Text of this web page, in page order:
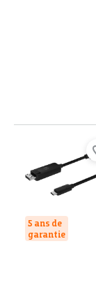
5 ans de
garantie
La note est de 9,3